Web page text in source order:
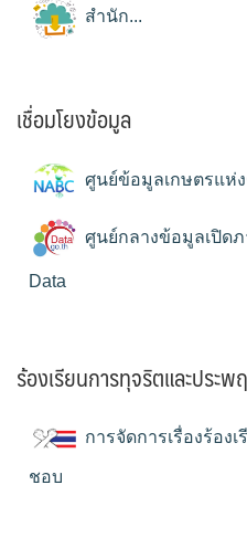
สำนัก...
เชื่อมโยงข้อมูล
ศูนย์ข้อมูลเกษตรแห่
ศูนย์กลางข้อมูลเปิดภ
Data
ร้องเรียนการทุจริตและประ
การจัดการเรื่องร้อง
ชอบ